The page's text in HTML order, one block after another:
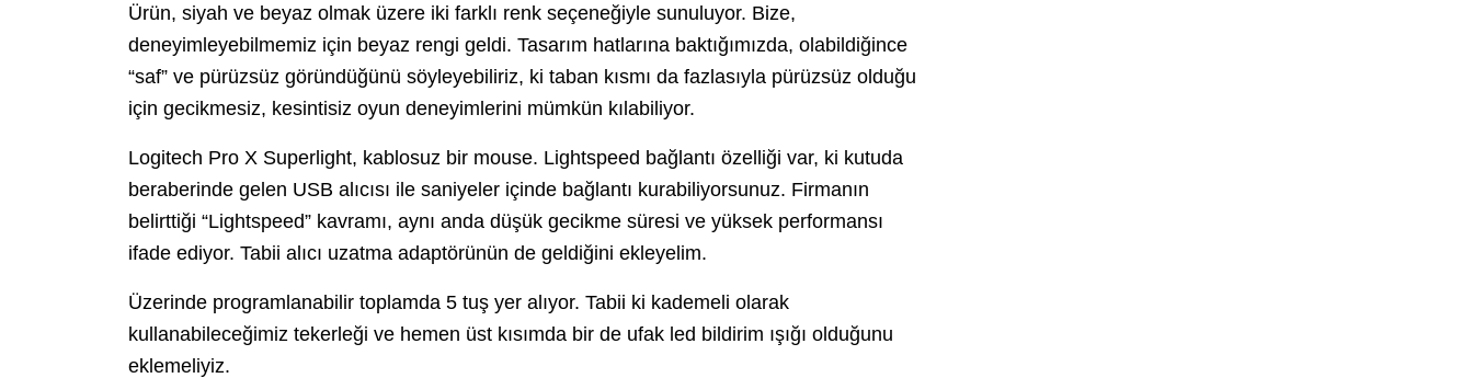
Ürün, siyah ve beyaz olmak üzere iki farklı renk seçeneğiyle sunuluyor. Bize,
deneyimleyebilmemiz için beyaz rengi geldi. Tasarım hatlarına baktığımızda, olabildiğince
“saf” ve pürüzsüz göründüğünü söyleyebiliriz, ki taban kısmı da fazlasıyla pürüzsüz olduğu
için gecikmesiz, kesintisiz oyun deneyimlerini mümkün kılabiliyor.
Logitech Pro X Superlight, kablosuz bir mouse. Lightspeed bağlantı özelliği var, ki kutuda
beraberinde gelen USB alıcısı ile saniyeler içinde bağlantı kurabiliyorsunuz. Firmanın
belirttiği “Lightspeed” kavramı, aynı anda düşük gecikme süresi ve yüksek performansı
ifade ediyor. Tabii alıcı uzatma adaptörünün de geldiğini ekleyelim.
Üzerinde programlanabilir toplamda 5 tuş yer alıyor. Tabii ki kademeli olarak
kullanabileceğimiz tekerleği ve hemen üst kısımda bir de ufak led bildirim ışığı olduğunu
eklemeliyiz.